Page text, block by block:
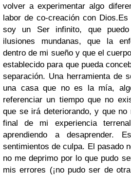
volver a experimentar algo
labor de co-creación con Dios.Es
soy un Ser infinito, que
ilusiones mundanas, que la
dentro de mi sueño y que el
establecido para que pueda
separación. Una herramienta de
una casa que no es la mía,
referenciar un tiempo que no
que se irá deteriorando, y que
final de mi experiencia
aprendiendo a desaprender.
sentimientos de culpa. El pasado
no me deprimo por lo que pudo
mis errores (¡no pudo ser de